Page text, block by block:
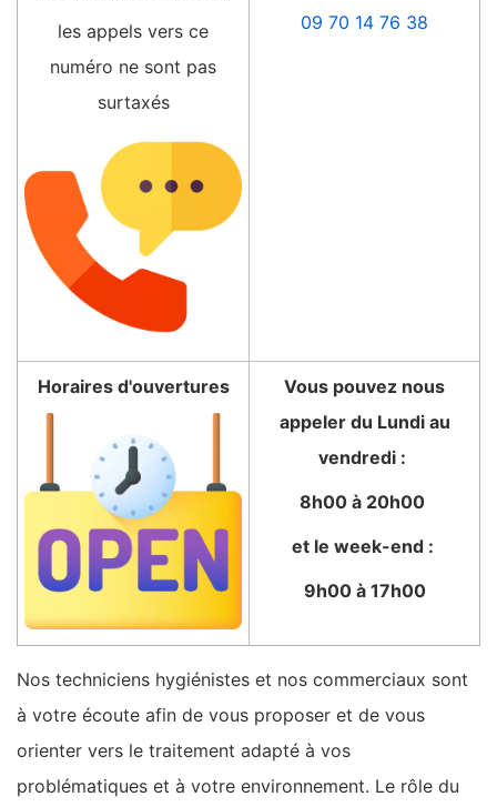
les appels vers ce
numéro ne sont pas
surtaxés
09 70 14 76 38
Horaires d'ouvertures
Vous pouvez nous
appeler du Lundi au
vendredi :
8h00 à 20h00
et le week-end :
9h00 à 17h00
Nos techniciens hygiénistes et nos commerciaux sont
à votre écoute afin de vous proposer et de vous
orienter vers le traitement adapté à vos
problématiques et à votre environnement. Le rôle du